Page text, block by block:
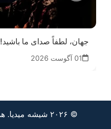
جهان، لطفاً صدای ما باشید!
01 آگوست 2026
© ۲۰۲۶ شیشه میدیا. همه حقوق محفوظ است.